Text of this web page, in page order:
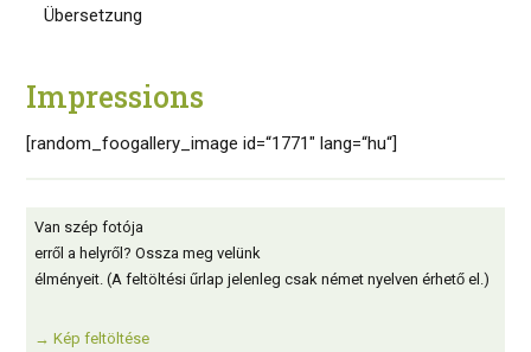
Übersetzung
Impressions
[random_foogallery_image id=“1771″ lang=“hu“]
Van szép fotója
erről a helyről? Ossza meg velünk
élményeit. (A feltöltési űrlap jelenleg csak német nyelven érhető el.)
→ Kép feltöltése